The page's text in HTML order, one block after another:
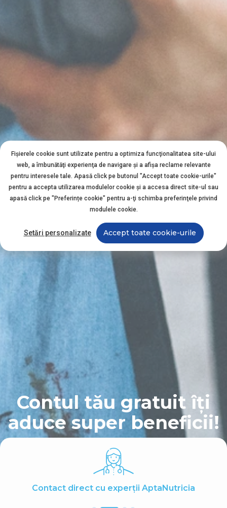
Contul tău gratuit îți
aducesuper beneficii!
Contact direct cu experții AptaNutricia
Fișierele cookie sunt utilizate pentru a optimiza funcţionalitatea site-ului
web, a îmbunătăţi experienţa de navigare şi a afişa reclame relevante
pentru interesele tale. Apasă click pe butonul "Accept toate cookie-urile"
pentru a accepta utilizarea modulelor cookie şi a accesa direct site-ul sau
apasă click pe "Preferințe cookie" pentru a-ţi schimba preferinţele privind
modulele cookie.
Setări personalizate Accept toate cookie-urile